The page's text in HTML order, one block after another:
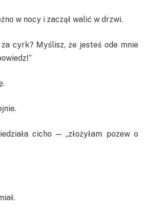
w nocy i zaczął walić w drzwi.
cyrk? Myślisz, że jesteś ode mnie
cicho — „złożyłam pozew o